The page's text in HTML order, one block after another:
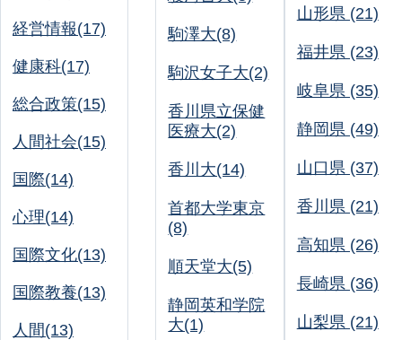
経営情報(17)
健康科(17)
総合政策(15)
人間社会(15)
国際(14)
心理(14)
国際文化(13)
国際教養(13)
人間(13)
駒澤大(8)
駒沢女子大(2)
香川県立保健
医療大(2)
香川大(14)
首都大学東京
(8)
順天堂大(5)
静岡英和学院
大(1)
山形県 (21)
福井県 (23)
岐阜県 (35)
静岡県 (49)
山口県 (37)
香川県 (21)
高知県 (26)
長崎県 (36)
山梨県 (21)